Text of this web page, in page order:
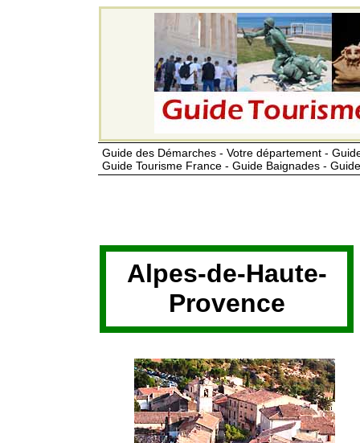
Guide des Démarches - Votre département -
Guide Tourisme France - Guide Baignades -
Alpes-de-Haute-
Provence